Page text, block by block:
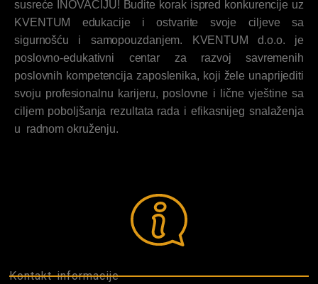
susreće INOVACIJU! Budite korak ispred konkurencije uz
KVENTUM edukacije i ostvarite svoje ciljeve sa
sigurnošću i samopouzdanjem. KVENTUM d.o.o. je
poslovno-edukativni centar za razvoj savremenih
poslovnih kompetencija zaposlenika, koji žele unaprijediti
svoju profesionalnu karijeru, poslovne i lične vještine sa
ciljem poboljšanja rezultata rada i efikasnijeg snalaženja
u radnom okruženju.
Kontakt informacije